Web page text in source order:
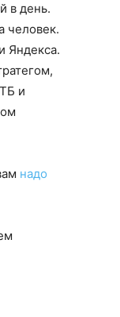
в день.
человек.
Яндекса.
и
надо